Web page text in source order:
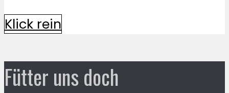
Klick rein
Fütter uns doch